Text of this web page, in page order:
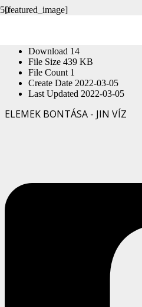
[featured_image]
Download 14
File Size 439 KB
File Count 1
Create Date 2022-03-05
Last Updated 2022-03-05
ELEMEK BONTÁSA - JIN VÍZ